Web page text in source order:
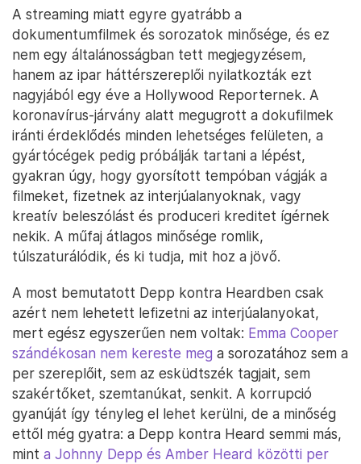
A streaming miatt egyre gyatrább a
dokumentumfilmek és sorozatok minősége, és ez
nem egy általánosságban tett megjegyzésem,
hanem az ipar háttérszereplői nyilatkozták ezt
nagyjából egy éve a Hollywood Reporternek. A
koronavírus-járvány alatt megugrott a dokufilmek
iránti érdeklődés minden lehetséges felületen, a
gyártócégek pedig próbálják tartani a lépést,
gyakran úgy, hogy gyorsított tempóban vágják a
filmeket, fizetnek az interjúalanyoknak, vagy
kreatív beleszólást és produceri kreditet ígérnek
nekik. A műfaj átlagos minősége romlik,
túlszaturálódik, és ki tudja, mit hoz a jövő.
A most bemutatott Depp kontra Heardben csak
azért nem lehetett lefizetni az interjúalanyokat,
mert egész egyszerűen nem voltak: Emma Cooper
szándékosan nem kereste meg a sorozatához sem a
per szereplőit, sem az esküdtszék tagjait, sem
szakértőket, szemtanúkat, senkit. A korrupció
gyanúját így tényleg el lehet kerülni, de a minőség
ettől még gyatra: a Depp kontra Heard semmi más,
mint a Johnny Depp és Amber Heard közötti per